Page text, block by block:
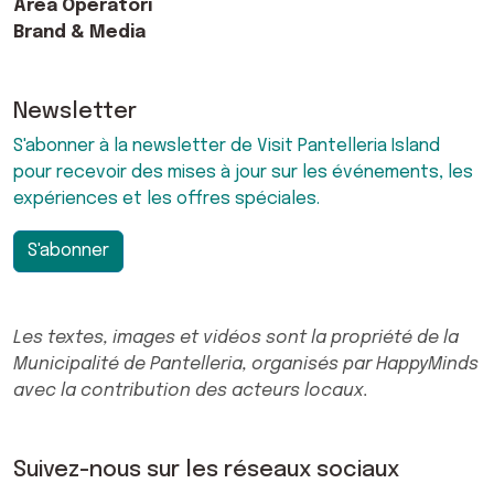
Area Operatori
Brand & Media
Newsletter
S'abonner à la newsletter de Visit Pantelleria Island
pour recevoir des mises à jour sur les événements, les
expériences et les offres spéciales.
S'abonner
Les textes, images et vidéos sont la propriété de la
Municipalité de Pantelleria, organisés par HappyMinds
avec la contribution des acteurs locaux.
Suivez-nous sur les réseaux sociaux